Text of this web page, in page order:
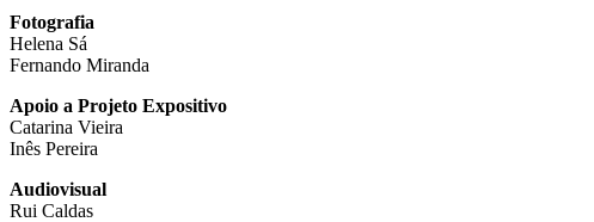
Fotografia
Helena Sá
Fernando Miranda
Apoio a Projeto Expositivo
Catarina Vieira
Inês Pereira
Audiovisual
Rui Caldas